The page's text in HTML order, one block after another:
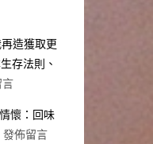
造獲取更
存法則、
言
懷：回味
發佈留言